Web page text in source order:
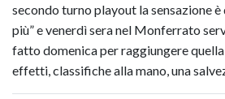
secondo turno playout la sensazione è
più” e venerdì sera nel Monferrato
fatto domenica per raggiungere
effetti, classifiche alla mano, una